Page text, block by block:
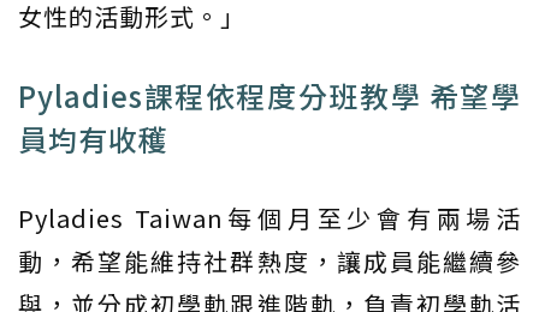
女性的活動形式。」
Pyladies課程依程度分班教學 希望學
員均有收穫
Pyladies Taiwan每個月至少會有兩場活
動，希望能維持社群熱度，讓成員能繼續參
與，並分成初學軌跟進階軌，負責初學軌活